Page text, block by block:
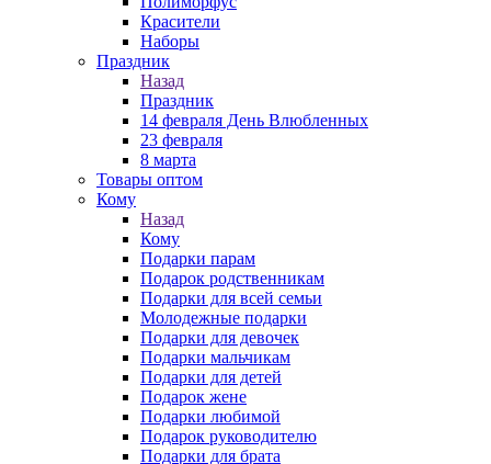
Красители
Наборы
Праздник
Назад
Праздник
14 февраля День Влюбленных
23 февраля
8 марта
Товары оптом
Кому
Назад
Кому
Подарки парам
Подарок родственникам
Подарки для всей семьи
Молодежные подарки
Подарки для девочек
Подарки мальчикам
Подарки для детей
Подарок жене
Подарки любимой
Подарок руководителю
Подарки для брата